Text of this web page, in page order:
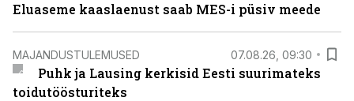
Eluaseme kaaslaenust saab MES-i püsiv meede
MAJANDUSTULEMUSED 07.08.26, 09:30
Puhk ja Lausing kerkisid Eesti suurimateks
toidutöösturiteks